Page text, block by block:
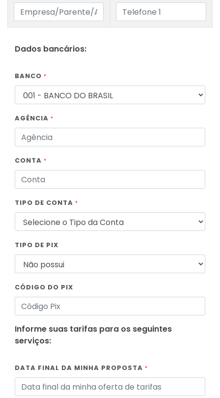
Dados bancários:
BANCO *
AGÊNCIA *
CONTA *
TIPO DE CONTA *
TIPO DE PIX
CÓDIGO DO PIX
Informe suas tarifas para os seguintes
serviços:
DATA FINAL DA MINHA PROPOSTA *